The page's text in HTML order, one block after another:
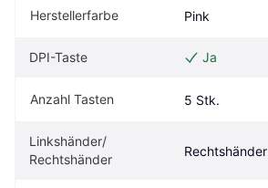
Herstellerfarbe Pink
DPI-Taste Ja
Anzahl Tasten 5 Stk.
Linkshänder/
Rechtshänder
Rechtshänder